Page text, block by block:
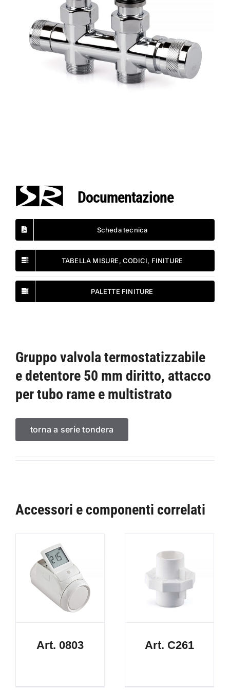
Documentazione
Scheda tecnica
TABELLA MISURE, CODICI, FINITURE
PALETTE FINITURE
Gruppo valvola termostatizzabile
e detentore 50 mm diritto, attacco
per tubo rame e multistrato
torna a serie tondera
Accessori e componenti correlati
Art. 0803 Art. C261